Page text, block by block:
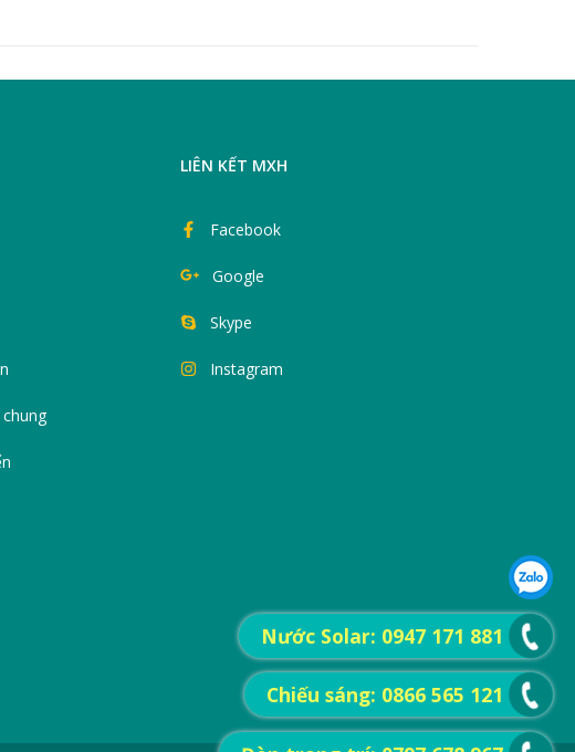
LIÊN KẾT MXH
Facebook
Google
Skype
Instagram
Nước Solar: 0947 171 881
Chiếu sáng: 0866 565 121